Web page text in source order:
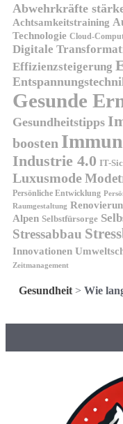
Abwehrkräfte
Achtsamkeitstraining
Technologie Cloud-
Digitale
Effizienzsteigerung
Gesunde
Gesundheitstipps
boosten
Industrie 4.0 IT-
Luxusmode
Persönliche Entwicklung
Raumgestaltung
Alpen Selbstfürsorge
Stressabbau
Innovationen
Zeitmanagement
Gesundheit> Wie